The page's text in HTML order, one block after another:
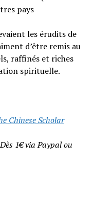
pays
les érudits de
d’être remis au
raffinés et riches
spirituelle.
Chinese Scholar
1€ via Paypal ou